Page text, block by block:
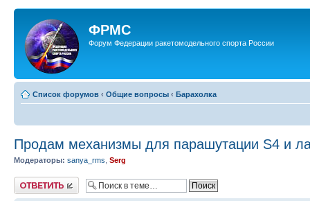
ФРМС
Форум Федерации ракетомодельного спорта России
Список форумов ‹ Общие вопросы ‹ Барахолка
Продам механизмы для парашутации S4 и
Модераторы: sanya_rms Serg
Ответить